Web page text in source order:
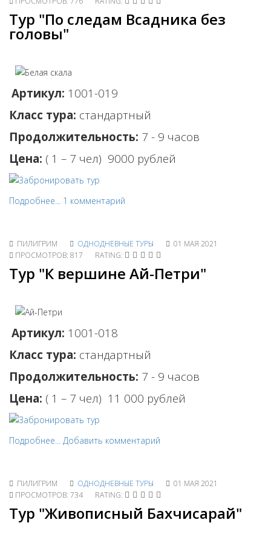
Тур "По следам Всадника без
головы"
Артикул: 1001-019
Класс тура: стандартный
Продолжительность: 7 - 9 часов
Цена: ( 1 – 7 чел) 9000 рублей
Подробнее... 1 комментарий
ПИЛИГРИМ ОДНОДНЕВНЫЕ ТУРЫ
01 МАЯ 2021
ПРОСМОТРОВ: 817
RATING:
Тур "К вершине Ай-Петри"
Артикул: 1001-018
Класс тура: стандартный
Продолжительность: 7 - 9 часов
Цена: ( 1 – 7 чел) 11 000 рублей
Подробнее... Добавить комментарий
ПИЛИГРИМ ОДНОДНЕВНЫЕ ТУРЫ
01 МАЯ 2021
ПРОСМОТРОВ: 734
RATING:
Тур "Живописный Бахчисарай"